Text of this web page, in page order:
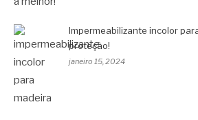
Impermeabilizante incolor
proteção!
janeiro 15, 2024